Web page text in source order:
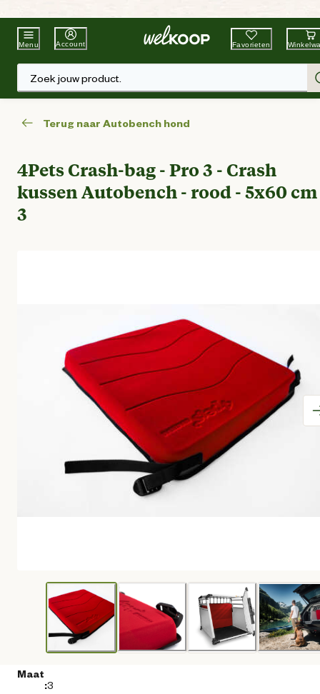
Beste WinkelketenTuin & Dier
Menu Account Favorieten
Zoek jouw product.
Terug naar Autobench hond
4Pets Crash-bag - Pro 3 - Crash
kussen Autobench - rood - 5x60 cm
3
Maat
:3